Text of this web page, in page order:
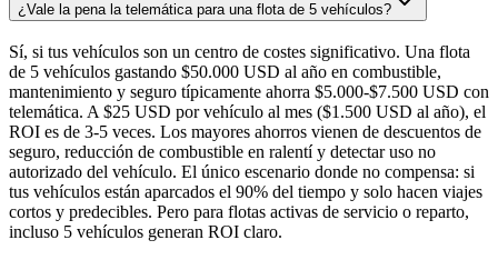
¿Vale la pena la telemática para una flota de 5 vehículos?
Sí, si tus vehículos son un centro de costes significativo. Una flota
de 5 vehículos gastando $50.000 USD al año en combustible,
mantenimiento y seguro típicamente ahorra $5.000-$7.500 USD con
telemática. A $25 USD por vehículo al mes ($1.500 USD al año), el
ROI es de 3-5 veces. Los mayores ahorros vienen de descuentos de
seguro, reducción de combustible en ralentí y detectar uso no
autorizado del vehículo. El único escenario donde no compensa: si
tus vehículos están aparcados el 90% del tiempo y solo hacen viajes
cortos y predecibles. Pero para flotas activas de servicio o reparto,
incluso 5 vehículos generan ROI claro.